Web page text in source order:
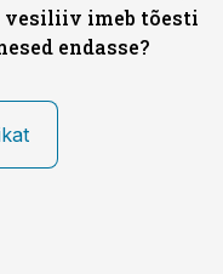
vesiliiv imeb tõesti
endasse?